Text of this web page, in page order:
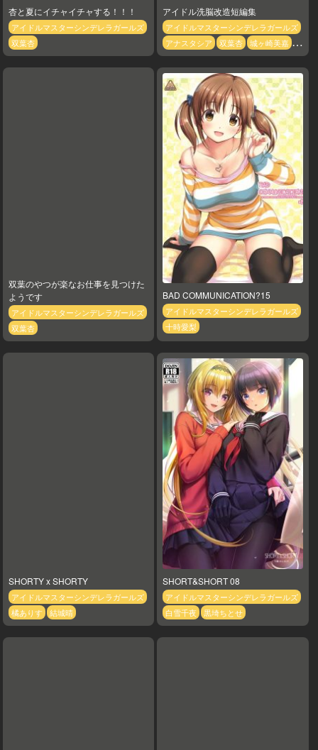
杏と夏にイチャイチャする！！！
アイドルマスターシンデレラガールズ
双葉杏
アイドル洗脳改造短編集
アイドルマスターシンデレラガールズ
アナスタシア
双葉杏
城ヶ崎美嘉
城ヶ崎莉嘉
夢見りあむ 大槻唯
島
村卯月
新田美波 本田未央
橘あり
す
櫻井桃華 渋谷凛 砂塚あきら
諸
星きらり
赤城みりあ 輿水幸子
鷺沢
文香
双葉のやつが楽なお仕事を見つけた
ようです
アイドルマスターシンデレラガールズ
双葉杏
BAD COMMUNICATION?15
アイドルマスターシンデレラガールズ
十時愛梨
SHORTY x SHORTY
アイドルマスターシンデレラガールズ
橘ありす
結城晴
SHORT&SHORT 08
アイドルマスターシンデレラガールズ
白雪千夜
黒埼ちとせ